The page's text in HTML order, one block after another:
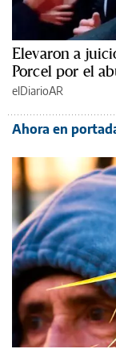
Elevaron a
Porcel por el
elDiarioAR
Ahora en